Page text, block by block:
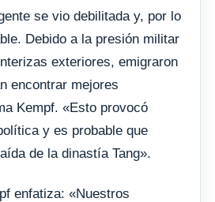
se vio debilitada y, por lo
Debido a la presión militar
exteriores, emigraron
encontrar mejores
Kempf. «Esto provocó
y es probable que
de la dinastía Tang».
enfatiza: «Nuestros